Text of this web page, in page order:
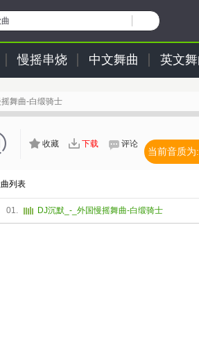
慢摇串烧 中文舞曲 英文
舞曲-白缎骑士
收藏 下载 评论
当前音质为:
列表
01. DJ沉默_-_外国慢摇舞曲-白缎骑士